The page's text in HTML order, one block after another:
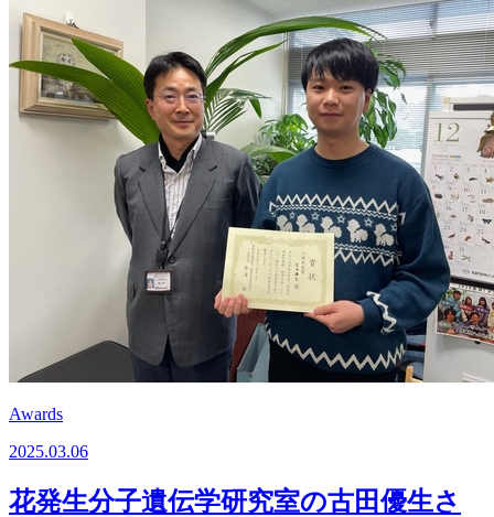
Awards
2025.03.06
花発生分子遺伝学研究室の古田優生さ